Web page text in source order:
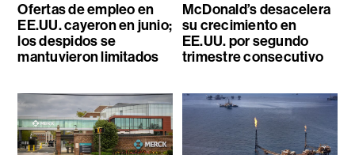
Ofertas de empleo en
EE.UU. cayeron en junio;
los despidos se
mantuvieron limitados
McDonald’s desacelera
su crecimiento en
EE.UU. por segundo
trimestre consecutivo